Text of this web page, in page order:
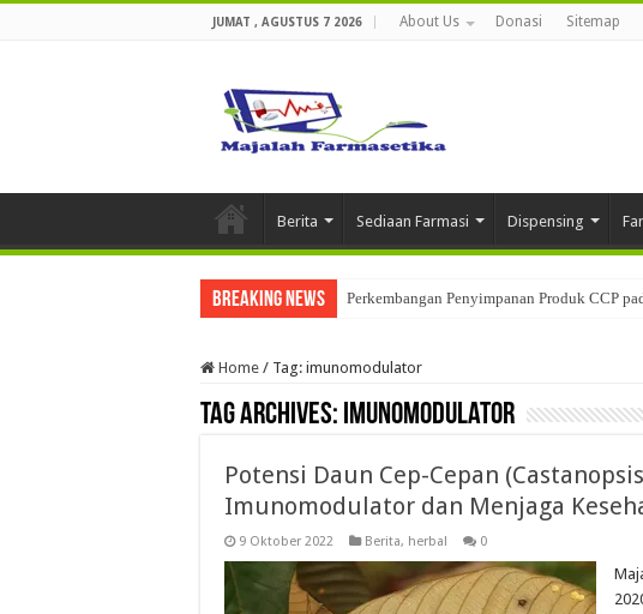
JUMAT , AGUSTUS 7 2026 About Us Donasi Sitemap
Berita Sediaan Farmasi Dispensing
Breaking News Perkembangan Penyimpanan Produk CCP
Home / Tag: imunomodulator
Tag Archives: imunomodulator
Potensi Daun Cep-Cepan
Imunomodulator dan Menjaga
9 Oktober 2022 Berita, herbal 0